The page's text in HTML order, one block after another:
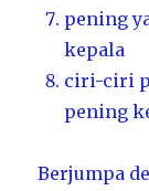
pening
kepala
ciri-ciri
pening
Berjumpa